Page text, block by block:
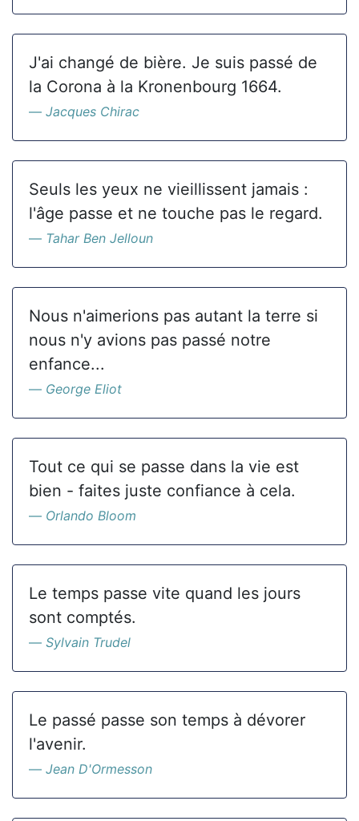
J'ai changé de bière. Je suis passé de
la Corona à la Kronenbourg 1664.
Jacques Chirac
Seuls les yeux ne vieillissent jamais :
l'âge passe et ne touche pas le regard.
Tahar Ben Jelloun
Nous n'aimerions pas autant la terre si
nous n'y avions pas passé notre
enfance...
George Eliot
Tout ce qui se passe dans la vie est
bien - faites juste confiance à cela.
Orlando Bloom
Le temps passe vite quand les jours
sont comptés.
Sylvain Trudel
Le passé passe son temps à dévorer
l'avenir.
Jean D'Ormesson